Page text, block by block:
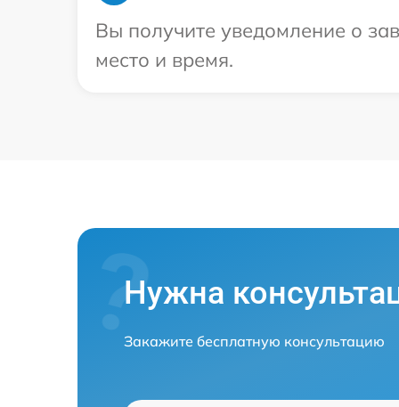
Вы получите уведомление о
место и время.
Нужна
Закажите бесплатную консультацию